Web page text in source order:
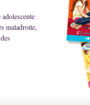
maladroite,